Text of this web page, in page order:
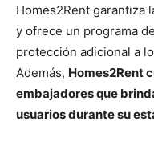
Homes2Rent garantiza
y ofrece un programa
protección adicional a
Además, Homes2Rent
embajadores que
usuarios durante su